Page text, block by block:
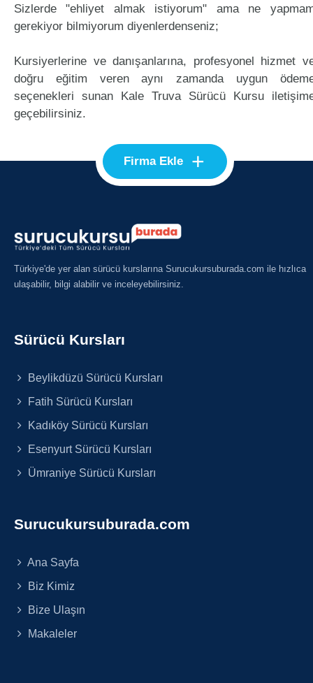
Sizlerde "ehliyet almak istiyorum" ama ne
gerekiyor bilmiyorum diyenlerdenseniz;
Kursiyerlerine ve danışanlarına, profesyonel hizmet
doğru eğitim veren aynı zamanda uygun
seçenekleri sunan Kale Truva Sürücü Kursu
geçebilirsiniz.
Firma Ekle +
Türkiye'de yer alan sürücü kurslarına Surucukursuburada.com ile hızlıca
ulaşabilir, bilgi alabilir ve inceleyebilirsiniz.
Sürücü Kursları
Beylikdüzü Sürücü Kursları
Fatih Sürücü Kursları
Kadıköy Sürücü Kursları
Esenyurt Sürücü Kursları
Ümraniye Sürücü Kursları
Surucukursuburada.com
Ana Sayfa
Biz Kimiz
Bize Ulaşın
Makaleler